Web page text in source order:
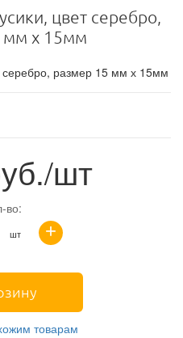
цвет серебро,
мм х 15мм
серебро, размер 15 мм х 15мм
шт
во:
шт +
товарам